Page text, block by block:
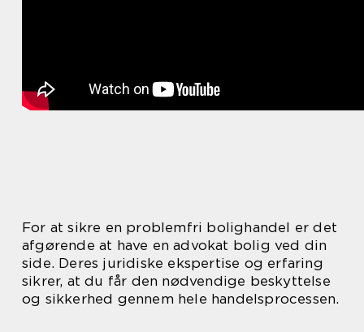
For at sikre en problemfri bolighandel er det
afgørende at have en advokat bolig ved din
side. Deres juridiske ekspertise og erfaring
sikrer, at du får den nødvendige beskyttelse
og sikkerhed gennem hele handelsprocessen.